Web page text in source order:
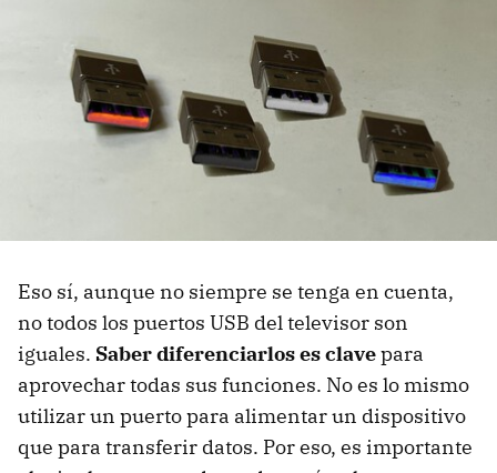
Eso sí, aunque no siempre se tenga en cuenta,
no todos los puertos USB del televisor son
iguales. Saber diferenciarlos es clavepara
aprovechar todas sus funciones. No es lo mismo
utilizar un puerto para alimentar un dispositivo
que para transferir datos. Por eso, es importante